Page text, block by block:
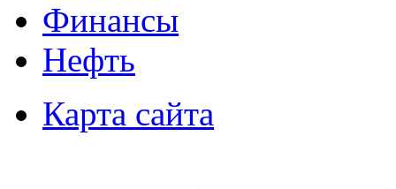
Финансы
Нефть
Карта сайта